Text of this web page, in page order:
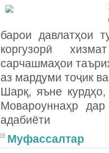
барои давлатҳои
коргузорӣ
сарчашмаҳои
аз мардуми тоҷик
Шарқ, яъне
Мовароуннаҳр
адабиёти
Муфассалтар